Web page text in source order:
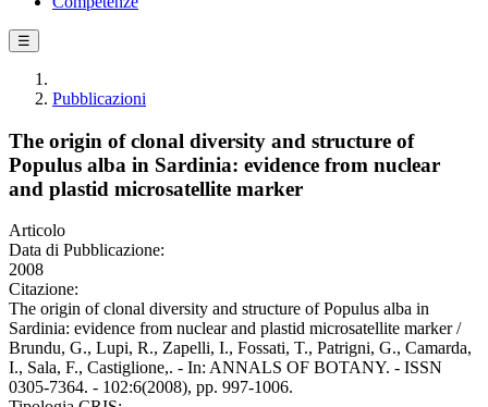
☰
Pubblicazioni
The origin of clonal diversity and structure of
Populus alba in Sardinia: evidence from nuclear
and plastid microsatellite marker
Articolo
Data di Pubblicazione:
2008
Citazione:
The origin of clonal diversity and structure of Populus alba in
Sardinia: evidence from nuclear and plastid microsatellite marker /
Brundu, G., Lupi, R., Zapelli, I., Fossati, T., Patrigni, G., Camarda,
I., Sala, F., Castiglione,. - In: ANNALS OF BOTANY. - ISSN
0305-7364. - 102:6(2008), pp. 997-1006.